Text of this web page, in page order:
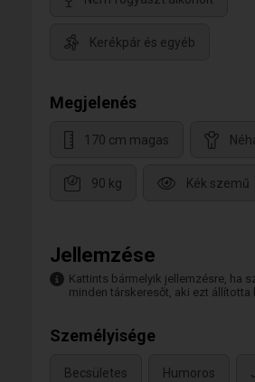
Kerékpár és egyéb
Megjelenés
170 cm magas
90 kg Kék szemű
Jellemzése
Kattints bármelyik jellemzésre, ha
minden társkeresőt, aki ezt állította
Személyisége
Becsületes Humoros